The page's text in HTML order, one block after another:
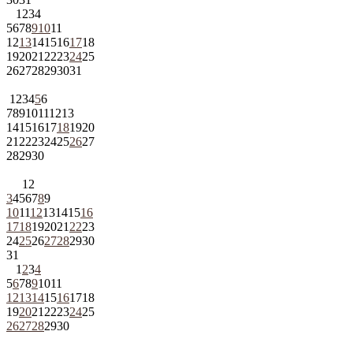
1 234
567891011
12131415161718
192021 22232425
262728293031
1 23456
78910111213
14151617181920
21 222324252627
282930
1 2
3456789
10111213141516
1718192021 2223
24252627282930
31
1 234
567891011
12131415161718
192021 22232425
2627282930